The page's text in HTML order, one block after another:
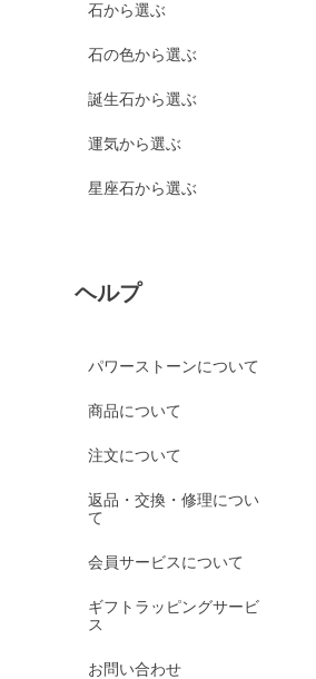
石から選ぶ
石の色から選ぶ
誕生石から選ぶ
運気から選ぶ
星座石から選ぶ
ヘルプ
パワーストーンについて
商品について
注文について
返品・交換・修理につい
て
会員サービスについて
ギフトラッピングサービ
ス
お問い合わせ